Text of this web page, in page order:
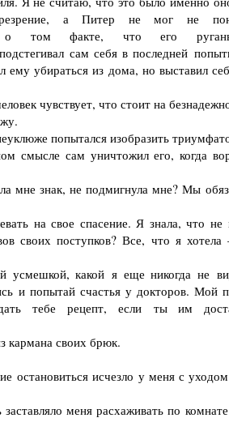
а Питер не мог не
о том факте, что его
сам себя в последней
убираться из дома, но выставил
чувствует, что стоит на
попытался изобразить
сам уничтожил его, когда
знак, не подмигнула мне? Мы
на свое спасение. Я знала, что
своих поступков? Все, что я
какой я еще никогда не
и попытай счастья у докторов. Мой
тебе рецепт, если ты им
кармана своих брюк.
исчезло у меня с
меня расхаживать по